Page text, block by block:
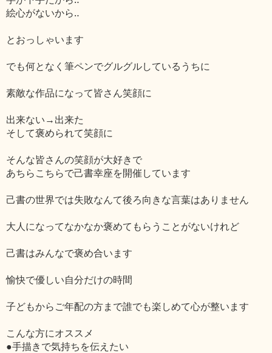
絵心がないから‥
とおっしゃいます
でも何となく筆ペンでグルグルしているうちに
素敵な作品になって皆さん笑顔に
出来ない→出来た
そして褒められて笑顔に
そんな皆さんの笑顔が大好きで
あちらこちらで己書幸座を開催しています
己書の世界では失敗なんて後ろ向きな言葉はありません
大人になってなかなか褒めてもらうことがないけれど
己書はみんなで褒め合います
愉快で優しい自分だけの時間
子どもからご年配の方まで誰でも楽しめて心が整います
こんな方にオススメ
●手描きで気持ちを伝えたい